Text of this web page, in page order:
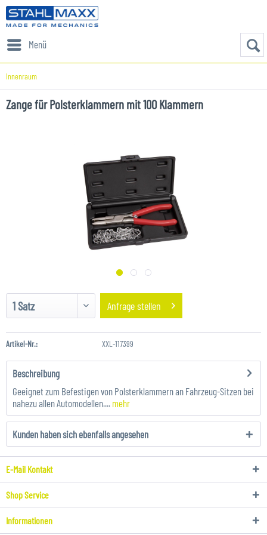
Menü
Innenraum
Zange für Polsterklammern mit 100 Klammern
Anfrage stellen
Artikel-Nr.: XXL-117399
Beschreibung
Geeignet zum Befestigen von Polsterklammern an Fahrzeug-Sitzen bei
nahezu allen Automodellen.... mehr
Kunden haben sich ebenfalls angesehen
E-Mail Kontakt
Shop Service
Informationen